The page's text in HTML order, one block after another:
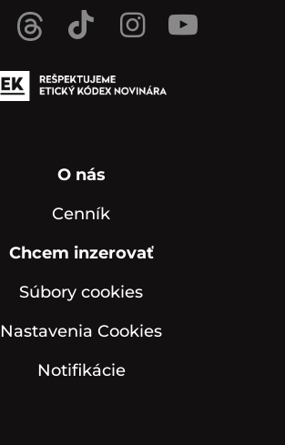
O nás
Cenník
Chcem inzerovať
Súbory cookies
Nastavenia Cookies
Notifikácie